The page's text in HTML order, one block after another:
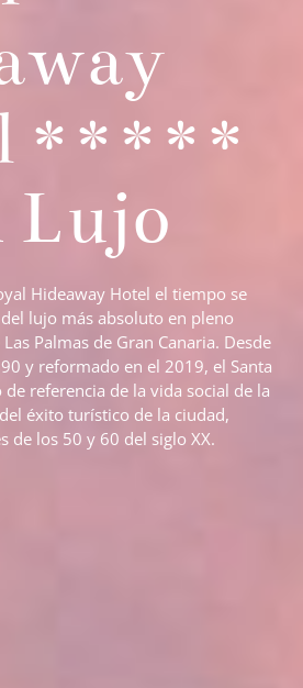
*****
Lujo
Hideaway Hotel el tiempo se
lujo más absoluto en pleno
Palmas de Gran Canaria. Desde
y reformado en el 2019, el Santa
referencia de la vida social de la
éxito turístico de la ciudad,
de los 50 y 60 del siglo XX.